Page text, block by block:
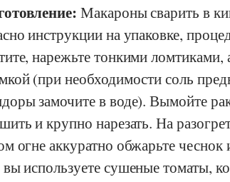
Макароны сварить в
инструкции на упаковке,
нарежьте тонкими
(при необходимости соль
замочите в воде). Вымойте
и крупно нарезать. На
огне аккуратно обжарьте
используете сушеные томаты,